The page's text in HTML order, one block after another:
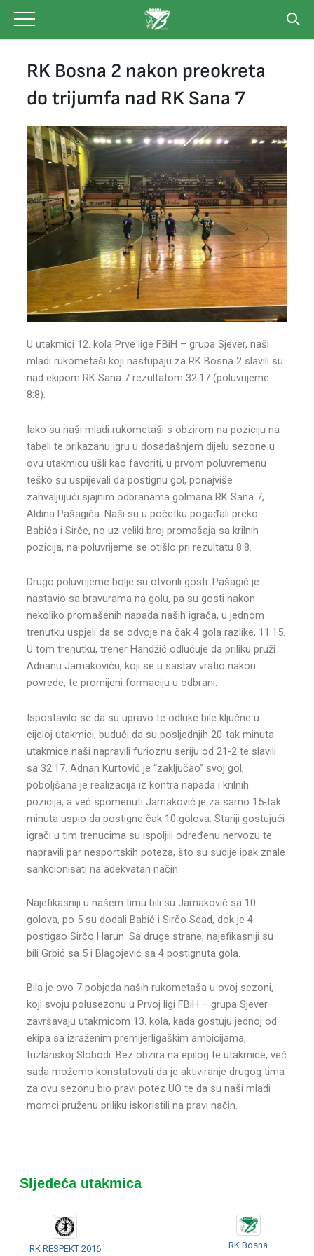
content
RK Bosna 2 nakon preokreta
do trijumfa nad RK Sana 7
U utakmici 12. kola Prve lige FBiH – grupa Sjever, naši
mladi rukometaši koji nastupaju za RK Bosna 2 slavili su
nad ekipom RK Sana 7 rezultatom 32:17 (poluvrijeme
8:8).
Iako su naši mladi rukometaši s obzirom na poziciju na
tabeli te prikazanu igru u dosadašnjem dijelu sezone u
ovu utakmicu ušli kao favoriti, u prvom poluvremenu
teško su uspijevali da postignu gol, ponajviše
zahvaljujući sjajnim odbranama golmana RK Sana 7,
Aldina Pašagića. Naši su u početku pogađali preko
Babića i Sirče, no uz veliki broj promašaja sa krilnih
pozicija, na poluvrijeme se otišlo pri rezultatu 8:8.
Drugo poluvrijeme bolje su otvorili gosti. Pašagić je
nastavio sa bravurama na golu, pa su gosti nakon
nekoliko promašenih napada naših igrača, u jednom
trenutku uspjeli da se odvoje na čak 4 gola razlike, 11:15.
U tom trenutku, trener Handžić odlučuje da priliku pruži
Adnanu Jamakoviću, koji se u sastav vratio nakon
povrede, te promijeni formaciju u odbrani.
Ispostavilo se da su upravo te odluke bile ključne u
cijeloj utakmici, budući da su posljednjih 20-tak minuta
utakmice naši napravili furioznu seriju od 21-2 te slavili
sa 32:17. Adnan Kurtović je “zaključao” svoj gol,
poboljšana je realizacija iz kontra napada i krilnih
pozicija, a već spomenuti Jamaković je za samo 15-tak
minuta uspio da postigne čak 10 golova. Stariji gostujući
igrači u tim trenucima su ispoljili određenu nervozu te
napravili par nesportskih poteza, što su sudije ipak znale
sankcionisati na adekvatan način.
Najefikasniji u našem timu bili su Jamaković sa 10
golova, po 5 su dodali Babić i Sirčo Sead, dok je 4
postigao Sirčo Harun. Sa druge strane, najefikasniji su
bili Grbić sa 5 i Blagojević sa 4 postignuta gola.
Bila je ovo 7 pobjeda naših rukometaša u ovoj sezoni,
koji svoju polusezonu u Prvoj ligi FBiH – grupa Sjever
završavaju utakmicom 13. kola, kada gostuju jednoj od
ekipa sa izraženim premijerligaškim ambicijama,
tuzlanskoj Slobodi. Bez obzira na epilog te utakmice, već
sada možemo konstatovati da je aktiviranje drugog tima
za ovu sezonu bio pravi potez UO te da su naši mladi
momci pruženu priliku iskoristili na pravi način.
Sljedeća utakmica
RK RESPEKT 2016 RK Bosna